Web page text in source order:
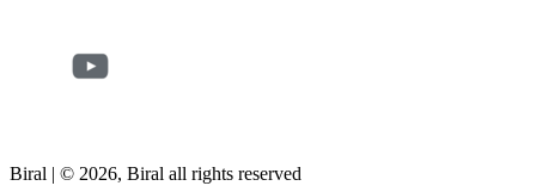
Biral | © 2026, Biral all rights reserved